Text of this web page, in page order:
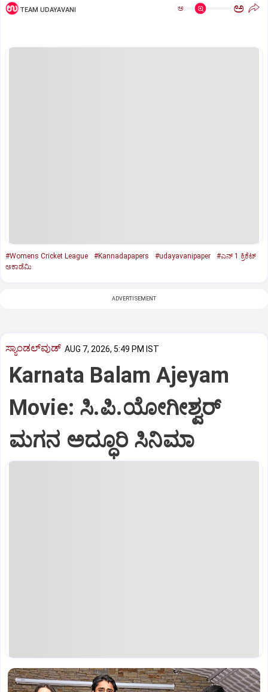
TEAM UDAYAVANI ಅ ಅ
#Womens Cricket League #Kannadapapers #udayavanipaper
#ಎನ್‌ 1 ಕ್ರಿಕೆಟ್‌
ಅಕಾಡೆಮಿ
ADVERTISEMENT
ಸ್ಯಾಂಡಲ್‌ವುಡ್‌ AUG 7, 2026, 5:49 PM IST
Karnata Balam Ajeyam
Movie: ಸಿ.ಪಿ.ಯೋಗೀಶ್ವರ್‌
ಮಗನ ಅದ್ಧೂರಿ ಸಿನಿಮಾ